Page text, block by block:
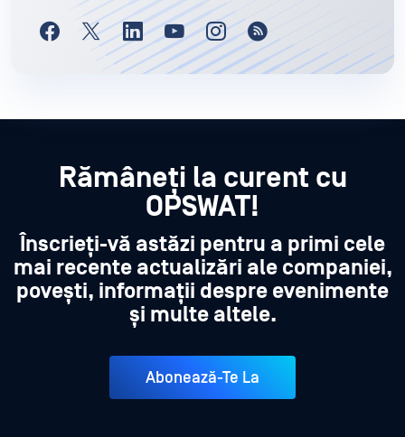
Rămâneți la curent cu
OPSWAT!
Înscrieți-vă astăzi pentru a primi cele
mai recente actualizări ale companiei,
povești, informații despre evenimente
și multe altele.
Abonează-Te La